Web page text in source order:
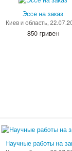
Эссе на заказ
Киев и область,
850 гривен
Научные работы на